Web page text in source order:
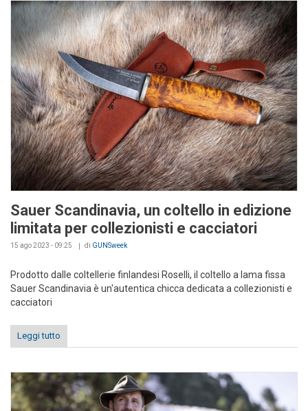
Sauer Scandinavia, un coltello in edizione
limitata per collezionisti e cacciatori
15 ago 2023 - 09:25 di GUNSweek
Prodotto dalle coltellerie finlandesi Roselli, il coltello a lama fissa
Sauer Scandinavia è un'autentica chicca dedicata a collezionisti e
cacciatori
Leggi tutto